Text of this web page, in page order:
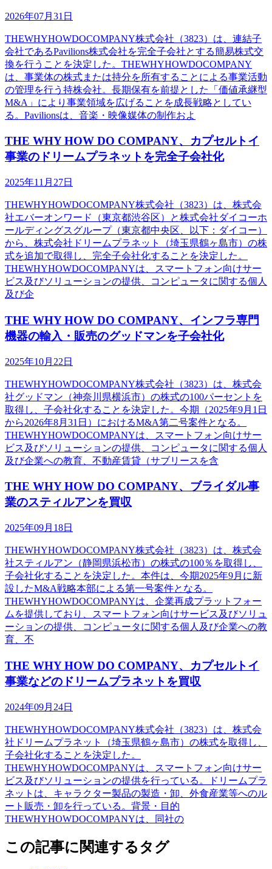
2026年07月31日
THEWHYHOWDOCOMPANY株式会社（3823）は、連結子
会社であるPavilions株式会社を完全子会社とする簡易株式交
換を行うことを決定した。THEWHYHOWDOCOMPANY
は、事業体の株式または持分を所有することによる事業活動
の管理を行う持株会社。長期保有を前提とした「価値承継型
M&A」により事業領域を広げることを成長戦略としてい
る。Pavilionsは、音楽・映像媒体の制作およ
THE WHY HOW DO COMPANY、カプセルトイ
事業のドリームプラネットを完全子会社化
2025年11月27日
THEWHYHOWDOCOMPANY株式会社（3823）は、株式会
社エバーオンワード（東京都渋谷区）と株式会社ダイコーホ
ールディングスグループ（東京都中央区、以下：ダイコー）
から、株式会社ドリームプラネット（埼玉県鶴ヶ島市）の株
式を追加で取得し、完全子会社化することを決定した。
THEWHYHOWDOCOMPANYは、スマートフォン向けサー
ビス及びソリューションの提供、コンピュータに関する個人
及び企
THE WHY HOW DO COMPANY、インフラ専門
機器の輸入・販売のグッドマンを子会社化
2025年10月22日
THEWHYHOWDOCOMPANY株式会社（3823）は、株式会
社グッドマン（神奈川県横浜市）の株式の100パーセントを
取得し、子会社化することを決定した。今期（2025年9月1日
から2026年8月31日）におけるM&A第二号案件となる。
THEWHYHOWDOCOMPANYは、スマートフォン向けサー
ビス及びソリューションの提供、コンピュータに関する個人
及び企業への教育、不動産賃貸（サブリースを含
THE WHY HOW DO COMPANY、ブライダル事
業のスティルアンを買収
2025年09月18日
THEWHYHOWDOCOMPANY株式会社（3823）は、株式会
社スティルアン（静岡県浜松市）の株式の100％を取得し、
子会社化することを決定した。本件は、今期2025年9月に新
設したM&A戦略本部による第一号案件となる。
THEWHYHOWDOCOMPANYは、企業再成プラットフォー
ムを提供しており、スマートフォン向けサービス及びソリュ
ーションの提供、コンピュータに関する個人及び企業への教
育、不
THE WHY HOW DO COMPANY、カプセルトイ
事業などのドリームプラネットを買収
2024年09月24日
THEWHYHOWDOCOMPANY株式会社（3823）は、株式会
社ドリームプラネット（埼玉県鶴ヶ島市）の株式を取得し、
子会社化することを決定した。
THEWHYHOWDOCOMPANYは、スマートフォン向けサー
ビス及びソリューションの提供を行っている。ドリームプラ
ネットは、キャラクター製品の製造・卸、外食産業等へのル
ート販売・卸を行っている。背景・目的
THEWHYHOWDOCOMPANYは、同社の
この記事に関連するタグ